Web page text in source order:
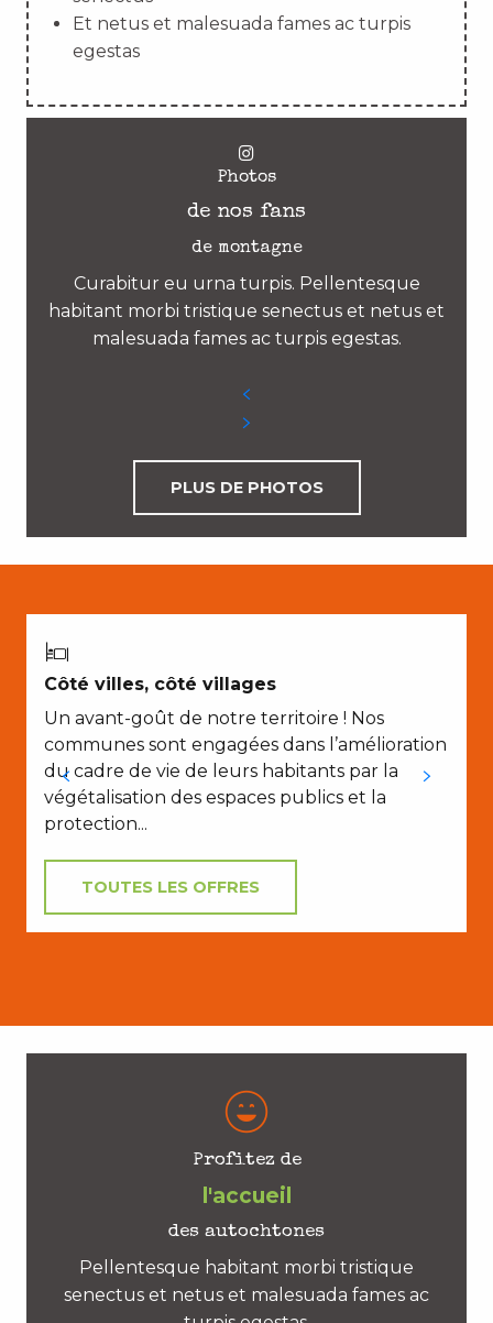
Et netus et malesuada fames ac turpis
egestas
Photos
de nos fans
de montagne
Curabitur eu urna turpis. Pellentesque
habitant morbi tristique senectus et netus et
malesuada fames ac turpis egestas.
PLUS DE PHOTOS
Côté villes, côté villages
Un avant-goût de notre territoire ! Nos
communes sont engagées dans l’amélioration
du cadre de vie de leurs habitants par la
végétalisation des espaces publics et la
protection...
TOUTES LES OFFRES
Profitez de
l'accueil
des autochtones
Pellentesque habitant morbi tristique
senectus et netus et malesuada fames ac